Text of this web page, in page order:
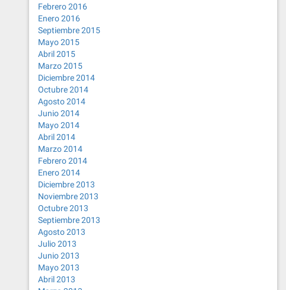
Febrero 2016
Enero 2016
Septiembre 2015
Mayo 2015
Abril 2015
Marzo 2015
Diciembre 2014
Octubre 2014
Agosto 2014
Junio 2014
Mayo 2014
Abril 2014
Marzo 2014
Febrero 2014
Enero 2014
Diciembre 2013
Noviembre 2013
Octubre 2013
Septiembre 2013
Agosto 2013
Julio 2013
Junio 2013
Mayo 2013
Abril 2013